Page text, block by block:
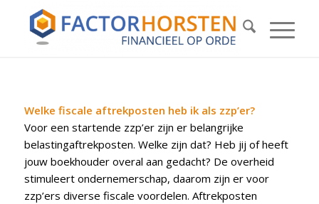
Welke fiscale aftrekposten heb ik als zzp’er?
Voor een startende zzp’er zijn er belangrijke
belastingaftrekposten. Welke zijn dat? Heb jij of heeft
jouw boekhouder overal aan gedacht? De overheid
stimuleert ondernemerschap, daarom zijn er voor
zzp’ers diverse fiscale voordelen. Aftrekposten